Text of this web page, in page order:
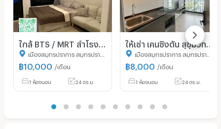
฿10,000 /เดือน
1 ห้องนอน 24 ตร.ม.
฿8,000 /เดือน
1 ห้องนอน 24 ตร.ม.